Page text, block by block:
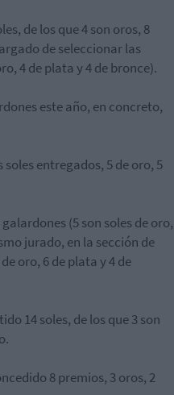
, de los que 4 son oros, 8
de seleccionar las
4 de plata y 4 de bronce).
este año, en concreto,
solesentregados, 5 de oro, 5
galardones(5 son soles de oro,
jurado, en la sección de
de oro, 6 de plata y 4 de
14 soles, de los que 3 son
8 premios, 3 oros, 2